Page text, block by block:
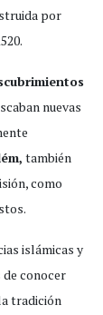
por
nuevas
también
como
islámicas y
conocer
tradición